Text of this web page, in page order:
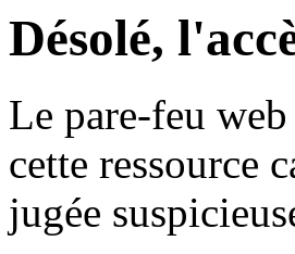
Désolé,
Le pare-feu
cette ressource
jugée